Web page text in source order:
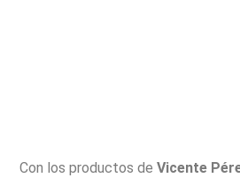
Con los productos deVicente